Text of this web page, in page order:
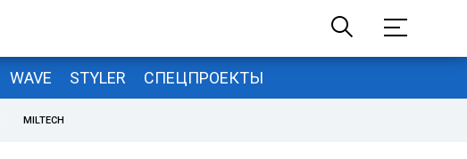
WAVE STYLER СПЕЦПРОЕКТЫ
MILTECH